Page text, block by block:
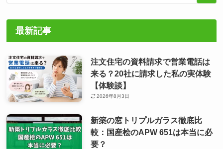
最新記事
注文住宅の資料請求で営業電話は
来る？20社に請求した私の実体験
【体験談】
2026年8月3日
新築の窓トリプルガラス徹底比
較：国産桧のAPW 651は本当に必
要？